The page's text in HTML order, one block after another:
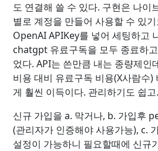
도 연결해 쓸 수 있다. 구현은 나이
별로 계정을 만들어 사용할 수 있
OpenAI APIKey를 넣어 세팅하고
chatgpt 유료구독을 모두 종료하
었다. API는 쓴만큼 내는 종량제인
비용 대비 유료구독 비용(X사람수)
게 훨씬 이득이다. 관리하기도 쉽고.
신규 가입을 a. 막거나, b. 가입후
(관리자가 인증해야 사용가능), c.
설정이 가능하니 필요할때에 신규